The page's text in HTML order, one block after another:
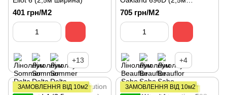
401 грн/М2
+13
ширина)
705 грн/М2
+4
ЗАМОВЛЕННЯ ВІД 10м2
ЗАМОВЛЕННЯ ВІД 10м2